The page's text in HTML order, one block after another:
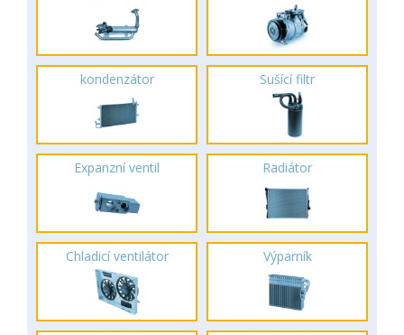
kondenzátor Sušící filtr
Expanzní ventil Radiátor
Chladicí ventilátor Výparník